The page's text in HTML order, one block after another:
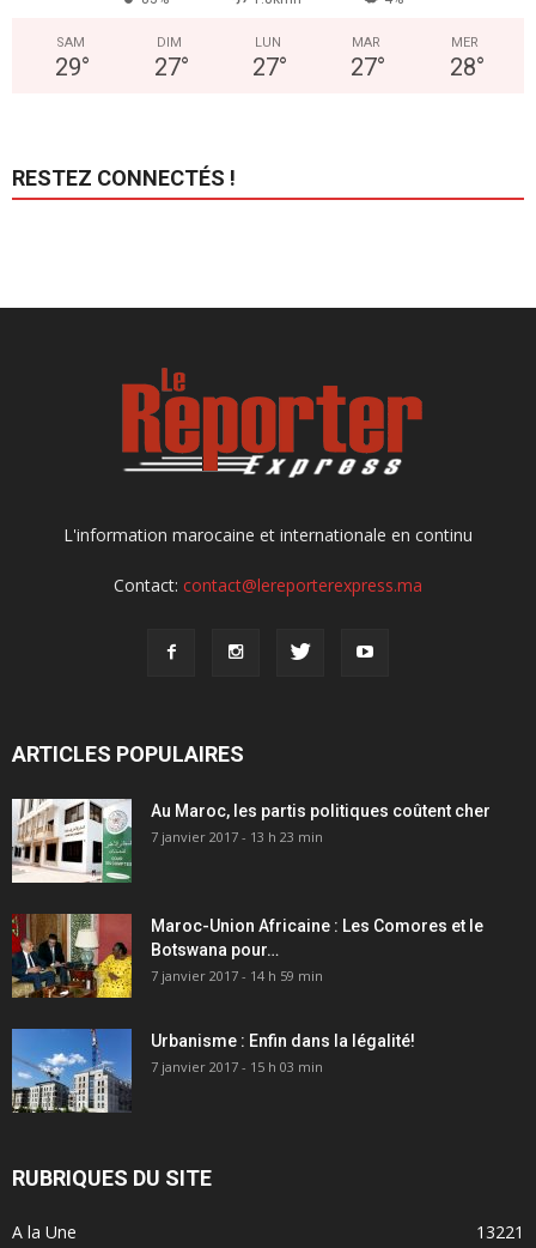
SAM
29°
DIM
27°
LUN
27°
MAR
27°
MER
28°
RESTEZ CONNECTÉS !
L'information marocaine et internationale en continu
Contact: contact@lereporterexpress.ma
ARTICLES POPULAIRES
Au Maroc, les partis politiques coûtent cher
7 janvier 2017 - 13 h 23 min
Maroc-Union Africaine : Les Comores et le
Botswana pour…
7 janvier 2017 - 14 h 59 min
Urbanisme : Enfin dans la légalité!
7 janvier 2017 - 15 h 03 min
RUBRIQUES DU SITE
A la Une 13221